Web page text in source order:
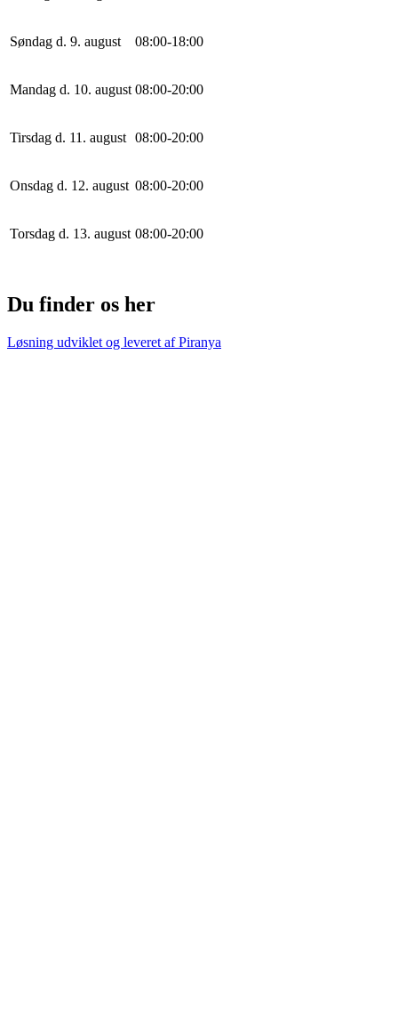
Søndag d. 9. august 08:00-18:00
Mandag d. 10. august 08:00-20:00
Tirsdag d. 11. august 08:00-20:00
Onsdag d. 12. august 08:00-20:00
Torsdag d. 13. august 08:00-20:00
Du finder os her
Løsning udviklet og leveret afPiranya